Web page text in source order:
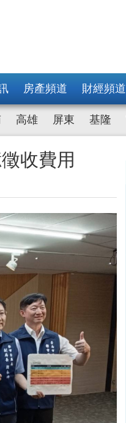
房產頻道 財經頻道
高雄 屏東 基隆
收費用